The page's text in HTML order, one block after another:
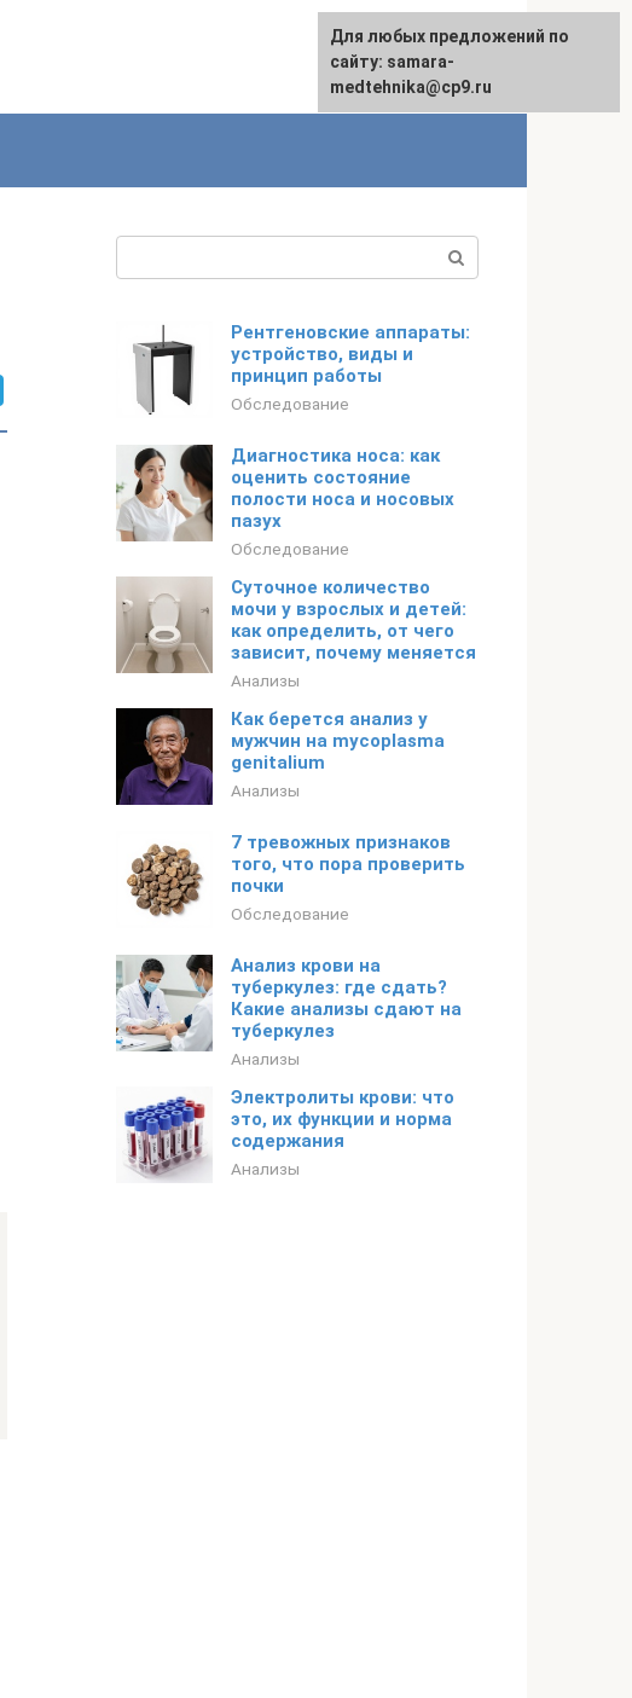
Рентгеновские аппараты:
устройство, виды и
принцип работы
Обследование
Диагностика носа: как
оценить состояние
полости носа и носовых
пазух
Обследование
Суточное количество
мочи у взрослых и детей:
как определить, от чего
зависит, почему меняется
Анализы
Как берется анализ у
мужчин на mycoplasma
genitalium
Анализы
7 тревожных признаков
того, что пора проверить
почки
Обследование
Анализ крови на
туберкулез: где сдать?
Какие анализы сдают на
туберкулез
Анализы
Электролиты крови: что
это, их функции и норма
содержания
Анализы
Для любых предложений по
сайту: samara-
medtehnika@cp9.ru